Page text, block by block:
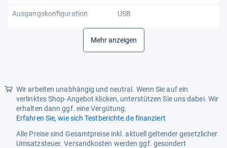
Ausgangskonfiguration USB
Steckdose
Kontrollleuchte
Materialien aus China
Produktart Tischsteckdose
Spannung 2.3E+2 Volt
Steckdosen-Typ USB
Mehr anzeigen
Wir arbeiten unabhängig und neutral. Wenn Sie auf ein
verlinktes Shop-Angebot klicken, unterstützen Sie uns dabei. Wir
erhalten dann ggf. eine Vergütung.
Erfahren Sie, wie sich Testberichte.de finanziert
Alle Preise sind Gesamtpreise inkl. aktuell geltender gesetzlicher
Umsatzsteuer. Versandkosten werden ggf. gesondert